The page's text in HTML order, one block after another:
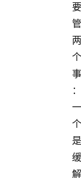
要
管
两
个
事
：
一
个
是
缓
解